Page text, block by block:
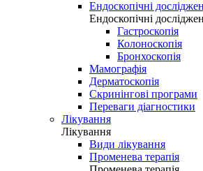
Ендоскопічні
Ендоскопічні
Гастроскопія
Колоноскопія
Бронхоскопія
Мамографія
Дерматоскопія
Скринінгові програми
Переваги діагностики
Лікування
Лікування
Види лікування
Променева терапія